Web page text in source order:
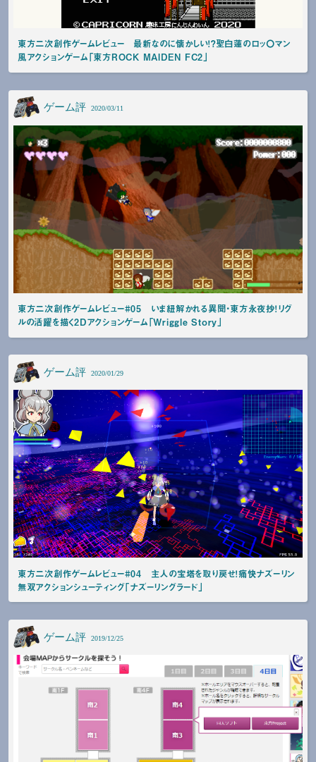
東方二次創作ゲームレビュー 最新なのに懐かしい！？聖白蓮のロッ〇マン
風アクションゲーム「東方ROCK MAIDEN FC2」
ゲーム評 2020/03/11
東方二次創作ゲームレビュー#05 いま紐解かれる異聞・東方永夜抄！リグ
ルの活躍を描く2Dアクションゲーム「Wriggle Story」
ゲーム評 2020/01/29
東方二次創作ゲームレビュー#04 主人の宝塔を取り戻せ！痛快ナズーリン
無双アクションシューティング「ナズーリングラード」
ゲーム評 2019/12/25